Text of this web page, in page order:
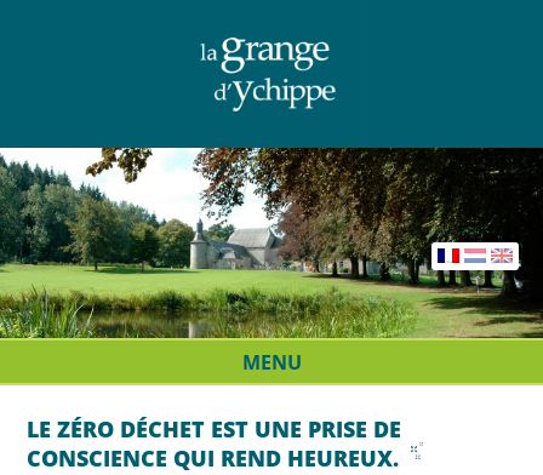
MENU
LE ZÉRO DÉCHET EST UNE PRISE DE
CONSCIENCE QUI REND HEUREUX.